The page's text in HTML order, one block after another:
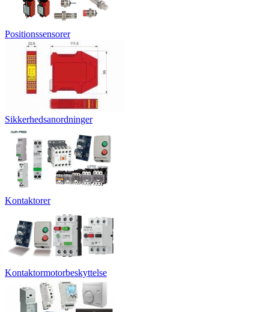
Positionssensorer
Sikkerhedsanordninger
Kontaktorer
Kontaktormotorbeskyttelse